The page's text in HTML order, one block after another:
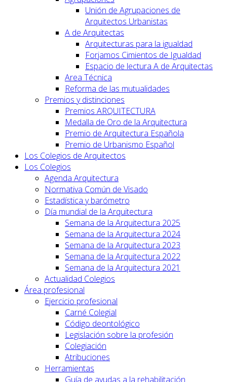
Unión de Agrupaciones de
Arquitectos Urbanistas
A de Arquitectas
Arquitecturas para la igualdad
Forjamos Cimientos de Igualdad
Espacio de lectura A de Arquitectas
Area Técnica
Reforma de las mutualidades
Premios y distinciones
Premios ARQUITECTURA
Medalla de Oro de la Arquitectura
Premio de Arquitectura Española
Premio de Urbanismo Español
Los Colegios de Arquitectos
Los Colegios
Agenda Arquitectura
Normativa Común de Visado
Estadística y barómetro
Día mundial de la Arquitectura
Semana de la Arquitectura 2025
Semana de la Arquitectura 2024
Semana de la Arquitectura 2023
Semana de la Arquitectura 2022
Semana de la Arquitectura 2021
Actualidad Colegios
Área profesional
Ejercicio profesional
Carné Colegial
Código deontológico
Legislación sobre la profesión
Colegiación
Atribuciones
Herramientas
Guía de ayudas a la rehabilitación